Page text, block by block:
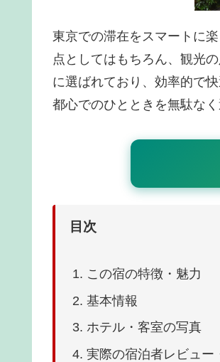
東京での滞在をスマートに
点としてはもちろん、観光
に選ばれており、効率的で
都心でのひとときを無駄な
目次
この宿の特徴・魅力
基本情報
ホテル・客室の写真
実際の宿泊者レビュー